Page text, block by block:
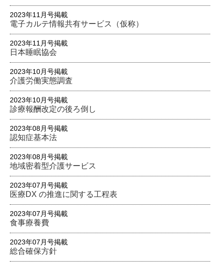
2023年11月号掲載
電子カルテ情報共有サービス（仮称）
2023年11月号掲載
日本睡眠協会
2023年10月号掲載
介護労働実態調査
2023年10月号掲載
診療報酬改定の後ろ倒し
2023年08月号掲載
認知症基本法
2023年08月号掲載
地域密着型介護サービス
2023年07月号掲載
医療DX の推進に関する工程表
2023年07月号掲載
食事療養費
2023年07月号掲載
総合確保方針